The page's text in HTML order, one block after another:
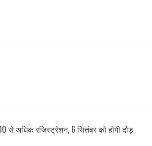
से अधिक रजिस्ट्रेशन, 6 सितंबर को होगी दौड़